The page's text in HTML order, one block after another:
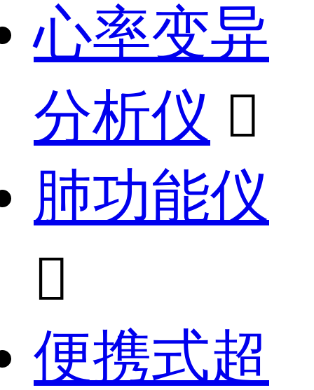
心率变异
分析仪 
肺功能仪

便携式超